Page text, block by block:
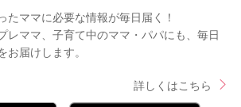
たママに必要な情報が毎日届く！
レママ、子育て中のママ・パパにも、毎日
お届けします。
詳しくはこちら